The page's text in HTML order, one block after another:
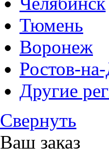
Тюмень
Воронеж
Ростов-
Другие
Свернуть
Ваш заказ